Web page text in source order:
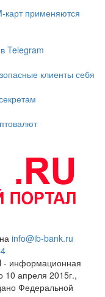
карт применяются
Telegram
клиенты себя
info@ib-bank.ru
- информационная
10 апреля 2015г.,
Федеральной